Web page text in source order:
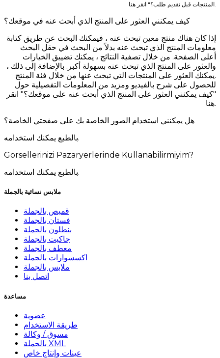
المنتجات قبل تقديم طلب؟" انقر هنا.
كيف يمكنني العثور على المنتج الذي أبحث عنه في موقعك؟
إذا كان هناك منتج معين تبحث عنه ، فيمكنك البحث عن طريق كتابة
معلومات المنتج الذي تبحث عنه بدلاً من البحث في حقل البحث
أعلى الصفحة. من خلال تصفية النتائج ، يمكنك تضييق الخيارات
والعثور على المنتج الذي تبحث عنه بسهولة أكبر. بالإضافة إلى ذلك ،
يمكنك العثور على المنتجات التي تبحث عنها من خلال فئة المنتج.
للحصول على شرح بالفيديو ومزيد من المعلومات التفصيلية حول
"كيف يمكنني العثور على المنتج الذي أبحث عنه على موقعك؟" انقر
هنا.
هل يمكنني استخدام الصور الخاصة بك على صفحتي الخاصة؟
بالطبع يمكنك استخدامه.
Görsellerinizi Pazaryerlerinde Kullanabilirmiyim?
بالطبع يمكنك استخدامه.
ملابس نسائية بالجملة
قميص بالجملة
فستان بالجملة
بنطلون بالجملة
جاكيت بالجملة
معطف بالجملة
اكسسوارات بالجملة
ملابس بالجملة
اتصل بنا
مساعدة
عضوية
طريقة الاستخدام
مسوق / وكالة
بالجملة XML
عينات وإنتاج خاص